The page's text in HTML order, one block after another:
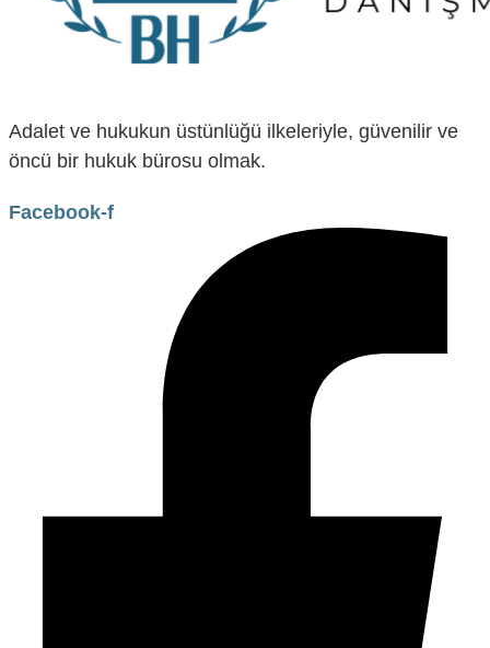
Adalet ve hukukun üstünlüğü ilkeleriyle, güvenilir ve
öncü bir hukuk bürosu olmak.
Facebook-f